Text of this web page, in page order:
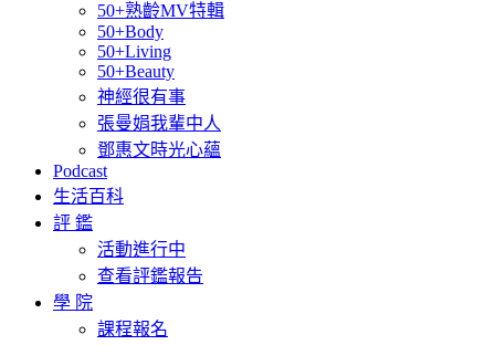
50+熟齡MV特輯
50+Body
50+Living
50+Beauty
神經很有事
張曼娟我輩中人
鄧惠文時光心蘊
Podcast
生活百科
評 鑑
活動進行中
查看評鑑報告
學 院
課程報名